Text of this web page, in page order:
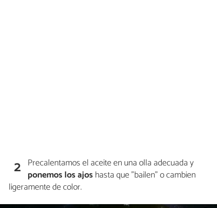
2 Precalentamos el aceite en una olla adecuada y
ponemos los ajos hasta que "bailen" o cambien
ligeramente de color.